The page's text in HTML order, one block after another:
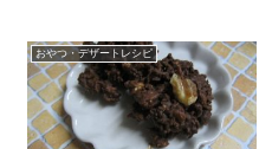
おやつ・デザートレシピ